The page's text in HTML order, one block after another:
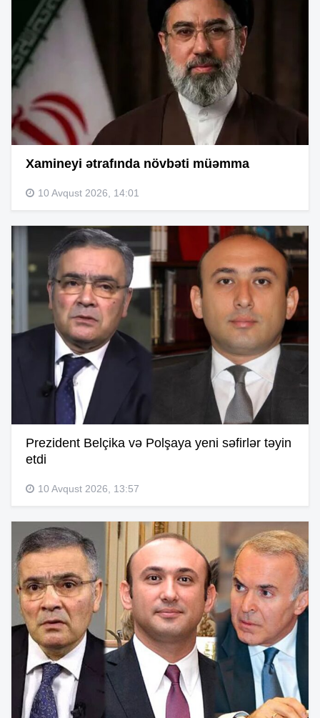
Xamineyi ətrafında növbəti müəmma
10 Avqust 2026, 14:01
Prezident Belçika və Polşaya yeni səfirlər təyin
etdi
10 Avqust 2026, 13:57